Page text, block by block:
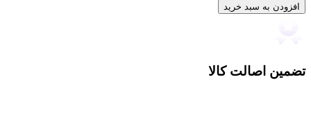
افزودن به سبد خرید
تضمین اصالت کالا